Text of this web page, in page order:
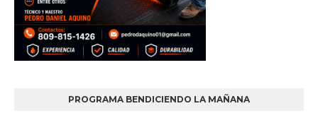
PROGRAMA BENDICIENDO LA MAÑANA